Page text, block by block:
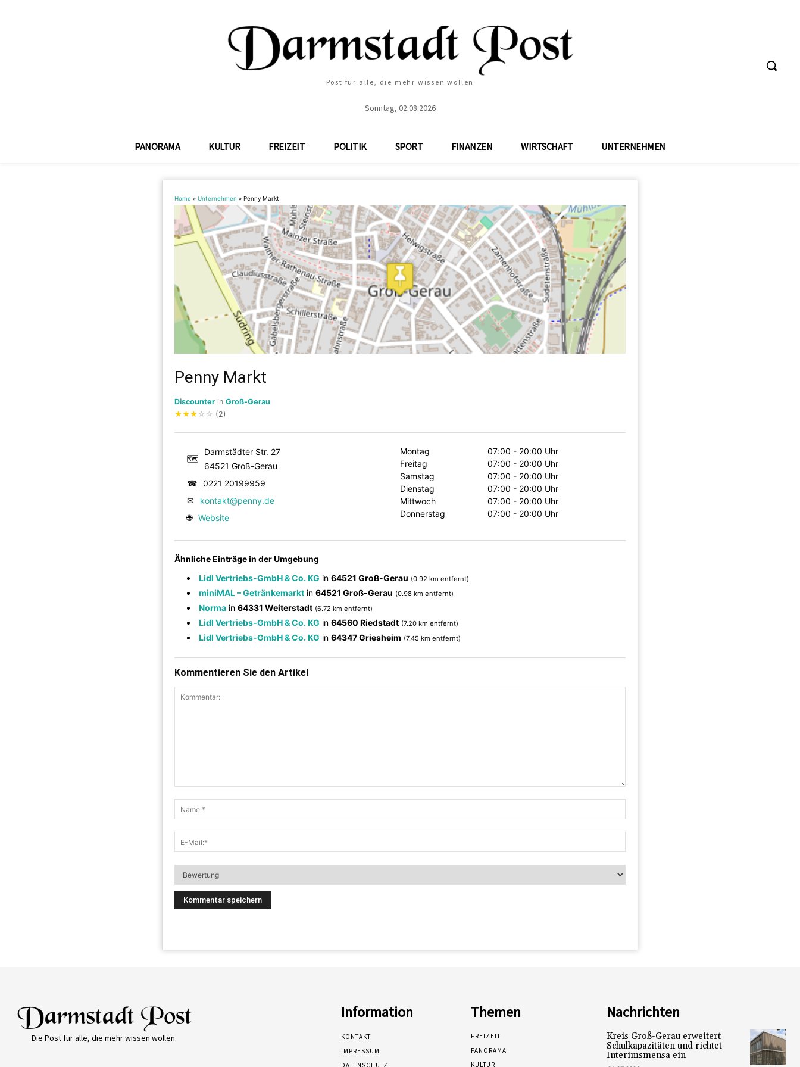
Post für alle, die mehr wissen wollen
Sonntag, 02.08.2026
PANORAMA KULTUR FREIZEIT POLITIK SPORT FINANZEN WIRTSCHAFT UNTERNEHMEN
Home » Unternehmen » Penny Markt
Penny Markt
Discounter in Groß-Gerau
★★★ ☆ ☆ (2)
🗺
Darmstädter Str. 27
64521 Groß-Gerau
☎ 0221 20199959
✉
kontakt@penny.de
🌐 Website
Montag
07:00 - 20:00 Uhr
Freitag
07:00 - 20:00 Uhr
Samstag
07:00 - 20:00 Uhr
Dienstag
07:00 - 20:00 Uhr
Mittwoch
07:00 - 20:00 Uhr
Donnerstag
07:00 - 20:00 Uhr
Ähnliche Einträge in der Umgebung
Lidl Vertriebs-GmbH & Co. KG in 64521 Groß-Gerau (0.92 km entfernt)
miniMAL – Getränkemarkt in 64521 Groß-Gerau (0.98 km entfernt)
Norma in 64331 Weiterstadt (6.72 km entfernt)
Lidl Vertriebs-GmbH & Co. KG in 64560 Riedstadt (7.20 km entfernt)
Lidl Vertriebs-GmbH & Co. KG in 64347 Griesheim (7.45 km entfernt)
Kommentieren Sie den Artikel
Die Post für alle, die mehr wissen wollen.
Information
KONTAKT
IMPRESSUM
DATENSCHUTZ
Themen
FREIZEIT
PANORAMA
KULTUR
Nachrichten
Kreis Groß-Gerau erweitert
Schulkapazitäten und richtet
Interimsmensa ein